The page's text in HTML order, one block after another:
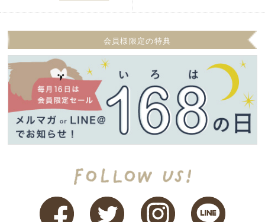
会員様限定の特典